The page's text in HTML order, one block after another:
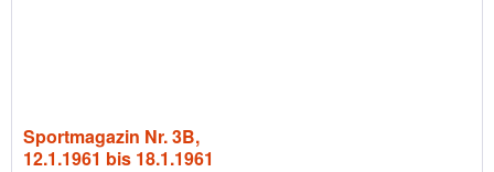
Sportmagazin Nr. 3B,
12.1.1961 bis 18.1.1961